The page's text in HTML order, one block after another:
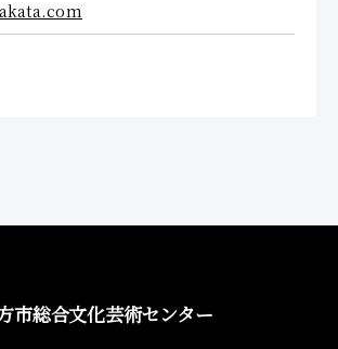
市総合文化芸術センター